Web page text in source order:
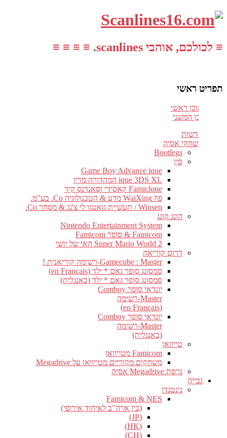
≡ לכולכם, אוהבי scanlines. ≡ ≡ ≡ ≡
תפריט ראשי
עבור לתוכן ראשי
דלג לתוכן המשני
חדשות
משחקי אסיה
Bootlegs
סין
Game Boy Advance ique
ique 3DS XL המהדורה מריו
Famiclone קאסידי וסאנדנס קיד
פוז WaiXing מדע & הטכנולוגיה Co. בע"מ.
Winsen / תעשיית גואנגזו לי צ'נג & מסחר Co.
הונג קונג
Nintendo Entertainment System
Famicom & סופר Famicom
Super Mario World 2 האי של יושי
דרום קוריאה
Gamecube : Master-רשימה קוריאנית !
סמסונג סופר גאם * ילד (en Français)
סמסונג סופר גאם * ילד (באנגלית)
יונדאי סופר Comboy
Master-רשימה
(en Français)
יונדאי סופר Comboy
Master-רשימה
(באנגלית)
טייוואן
Famicom מטייוואן
משחקים מקוריים מטייוואן על Megadrive
גרסת Megadrive אסיה
גבייה
נינטנדו
Famicom & NES
(בין ארה"ב לאיחוד אירופי)
(JP)
(HK)
(CH)